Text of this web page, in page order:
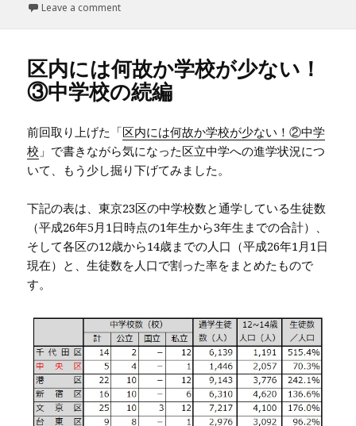
日:
Leave a comment
区内には何故か学校が少ない！
③中学校の続編
前回取り上げた「区内には何故か学校が少ない！②中学
校 」で書きながら気になった区立中学への進学状況につ
いて、もう少し掘り下げてみました。
下記の表は、東京23区の中学校数と通学している生徒数
（平成26年5月1日時点の1年生から3年生までの合計）、
そして各区の12歳から14歳までの人口（平成26年1月1日
現在）と、生徒数を人口で割った率をまとめたもので
す。